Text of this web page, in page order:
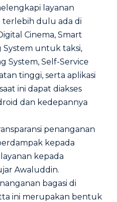
layanan
terlebih dulu ada di
Cinema, Smart
System untuk taksi,
System, Self-Service
tinggi, serta aplikasi
ini dapat diakses
dan kedepannya
penanganan
kepada
kepada
Awaluddin.
bagasi di
ini merupakan bentuk